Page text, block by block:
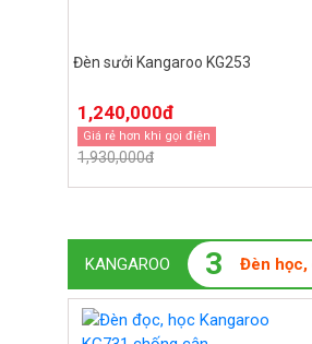
Đèn sưởi Kangaroo KG253
1,240,000đ
Giá rẻ hơn khi gọi điện
1,930,000đ
KANGAROO 3 Đèn học,